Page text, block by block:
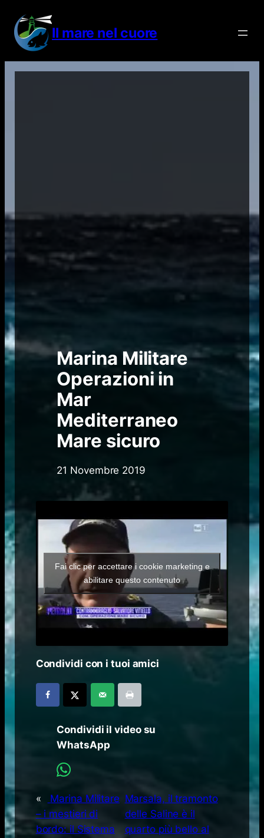
contenuto
Il mare nel cuore
Marina Militare
Operazioni in
Mar
Mediterraneo
Mare sicuro
21 Novembre 2019
Fai clic per accettare i cookie marketing e
abilitare questo contenuto
Condividi con i tuoi amici
Condividi il video su
WhatsApp
«
Marina Militare
– i mestieri di
bordo: il Sistema
Marsala, il tramonto
delle Saline è il
quarto più bello al